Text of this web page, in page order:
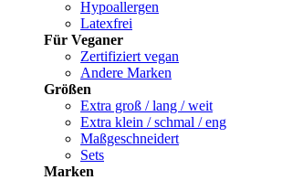
Hypoallergen
Latexfrei
Für Veganer
Zertifiziert vegan
Andere Marken
Größen
Extra groß / lang / weit
Extra klein / schmal / eng
Maßgeschneidert
Sets
Marken